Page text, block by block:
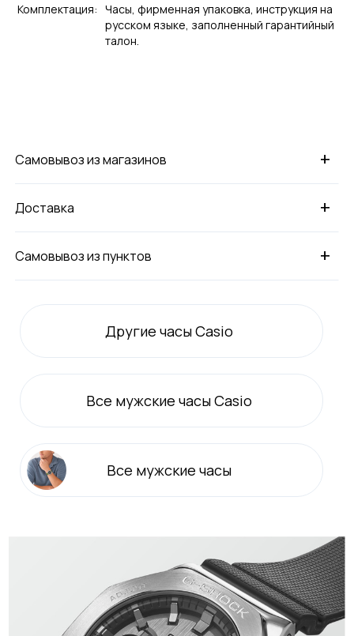
Комплектация: Часы, фирменная упаковка, инструкция на
русском языке, заполненный гарантийный
талон.
+
Самовывоз из магазинов
+
Доставка
+
Самовывоз из пунктов
Другие часы Casio
Все мужские часы Casio
Все мужские часы